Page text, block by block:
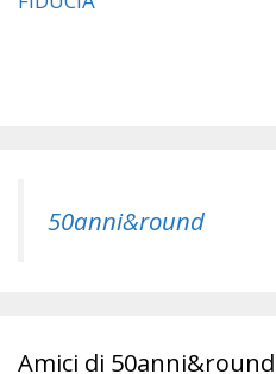
50anni&round
Amici di 50anni&round